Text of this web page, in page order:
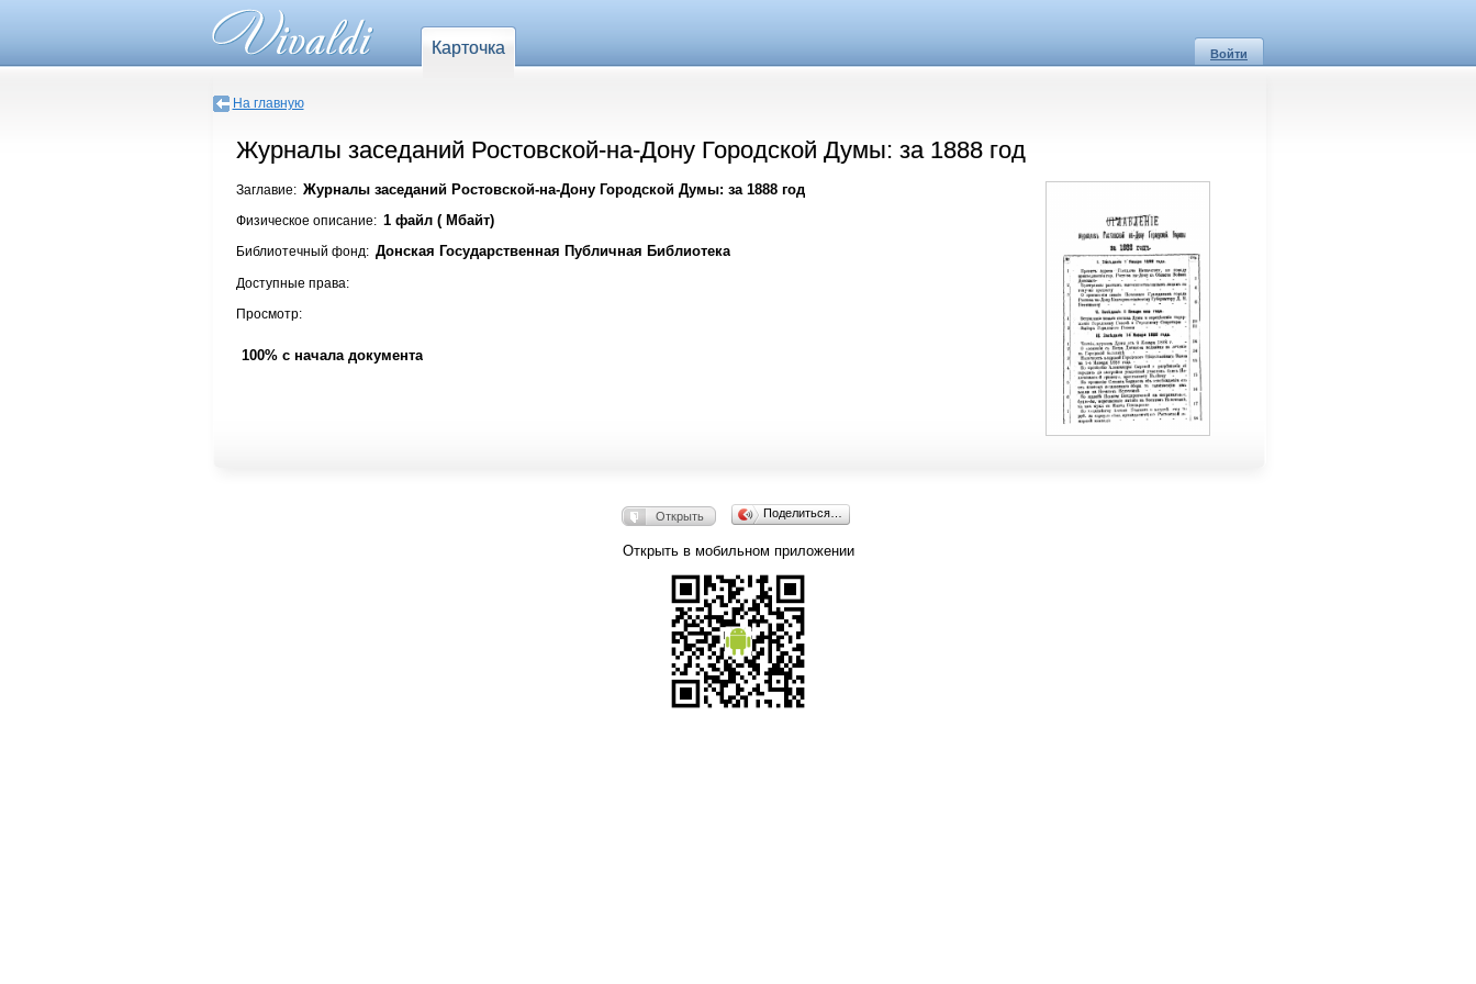
Карточка Войти
На главную
Журналы заседаний Ростовской-на-Дону Городской Думы: за 1888 год
Заглавие: Журналы заседаний Ростовской-на-Дону Городской Думы: за 1888 год
Физическое описание: 1 файл ( Мбайт)
Библиотечный фонд: Донская Государственная Публичная Библиотека
Доступные права:
Просмотр:
100% с начала документа
Открыть Поделиться…
Открыть в мобильном приложении